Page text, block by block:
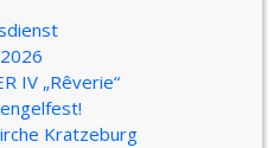
IV „Rêverie“
Kratzeburg